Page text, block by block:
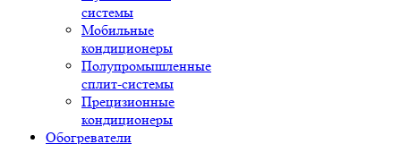
системы
Мобильные
кондиционеры
Полупромышленные
сплит-системы
Прецизионные
кондиционеры
Обогреватели